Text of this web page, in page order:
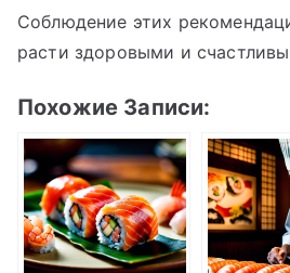
Соблюдение этих
расти здоровыми и
Похожие Записи: